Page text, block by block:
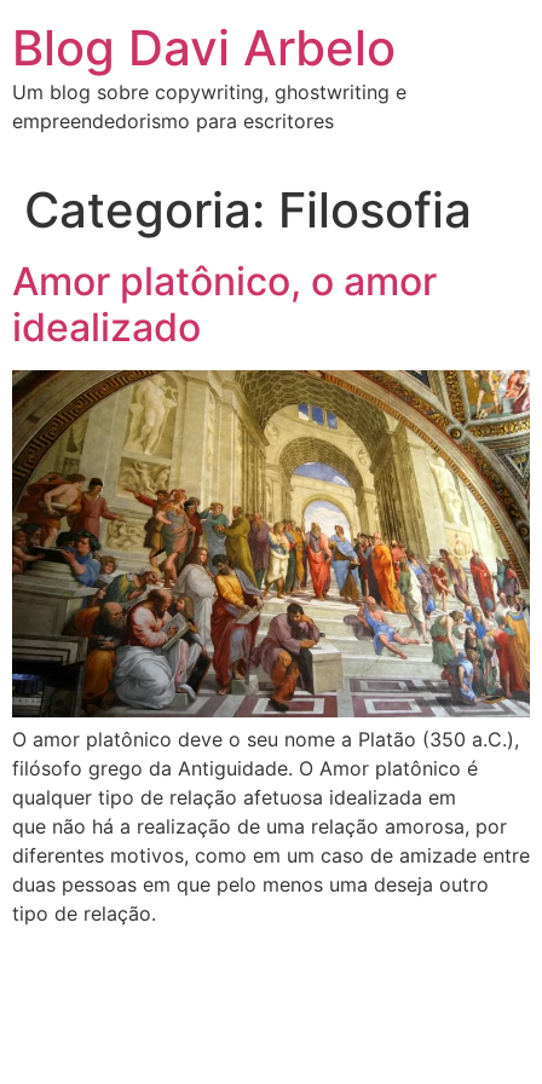
Blog Davi Arbelo
Um blog sobre copywriting, ghostwriting e
empreendedorismo para escritores
Categoria: Filosofia
Amor platônico, o amor
idealizado
O amor platônico deve o seu nome a Platão (350 a.C.),
filósofo grego da Antiguidade. O Amor platônico é
qualquer tipo de relação afetuosa idealizada em
que não há a realização de uma relação amorosa, por
diferentes motivos, como em um caso de amizade entre
duas pessoas em que pelo menos uma deseja outro
tipo de relação.